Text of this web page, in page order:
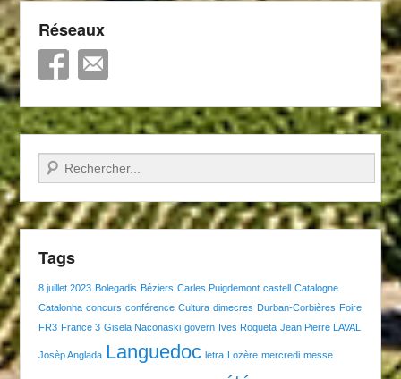
Réseaux
Recherche
Tags
8 juillet 2023 Bolegadis Béziers Carles Puigdemont castell Catalogne
Catalonha concurs conférence Cultura dimecres Durban-Corbières Foire
FR3 France 3 Gisela Naconaski govern Ives Roqueta Jean Pierre LAVAL
Josèp Anglada Languedoc letra Lozère mercredi messe